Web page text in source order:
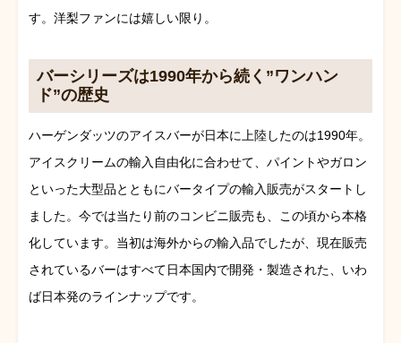
す。洋梨ファンには嬉しい限り。
バーシリーズは1990年から続く”ワンハン
ド”の歴史
ハーゲンダッツのアイスバーが日本に上陸したのは1990年。
アイスクリームの輸入自由化に合わせて、パイントやガロン
といった大型品とともにバータイプの輸入販売がスタートし
ました。今では当たり前のコンビニ販売も、この頃から本格
化しています。当初は海外からの輸入品でしたが、現在販売
されているバーはすべて日本国内で開発・製造された、いわ
ば日本発のラインナップです。